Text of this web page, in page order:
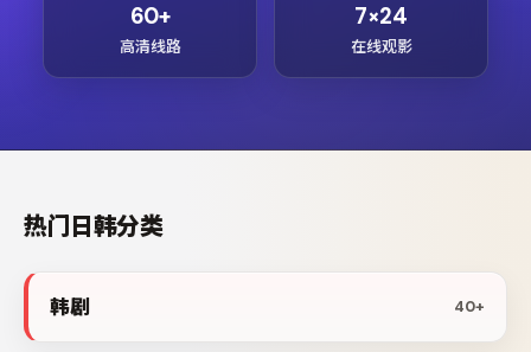
60+
高清线路
7×24
在线观影
热门日韩分类
韩剧 40+